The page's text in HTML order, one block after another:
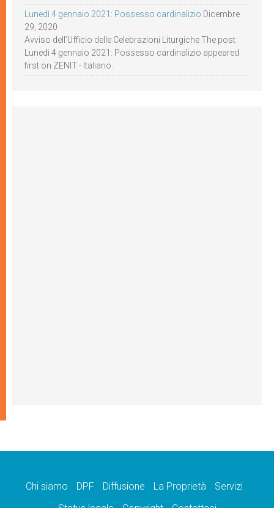
Lunedì 4 gennaio 2021: Possesso cardinalizio Dicembre
29, 2020
Avviso dell’Ufficio delle Celebrazioni Liturgiche The post
Lunedì 4 gennaio 2021: Possesso cardinalizio appeared
first on ZENIT - Italiano.
Chi siamo DPF Diffusione La Proprietà
Servizi